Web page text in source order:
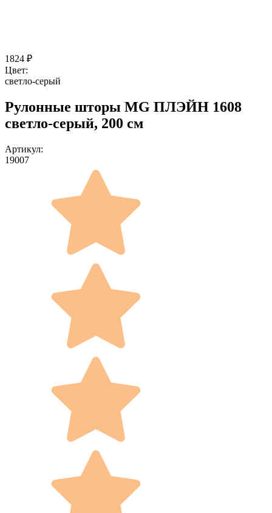
1824 ₽
Цвет:
светло-серый
Рулонные шторы MG ПЛЭЙН 1608
светло-серый, 200 см
Артикул:
19007